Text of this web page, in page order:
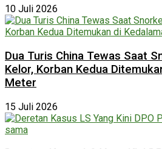
10 Juli 2026
Dua Turis China Tewas Saat
Kelor, Korban Kedua
Meter
15 Juli 2026